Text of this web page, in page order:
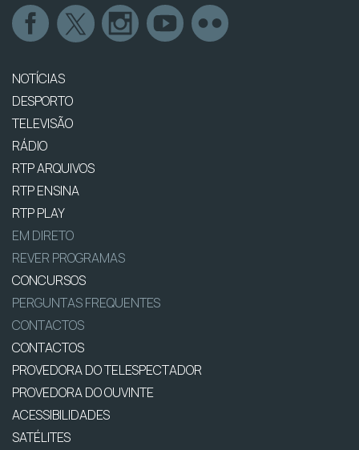
NOTÍCIAS
DESPORTO
TELEVISÃO
RÁDIO
RTP ARQUIVOS
RTP ENSINA
RTP PLAY
EM DIRETO
REVER PROGRAMAS
CONCURSOS
PERGUNTAS FREQUENTES
CONTACTOS
CONTACTOS
PROVEDORA DO TELESPECTADOR
PROVEDORA DO OUVINTE
ACESSIBILIDADES
SATÉLITES